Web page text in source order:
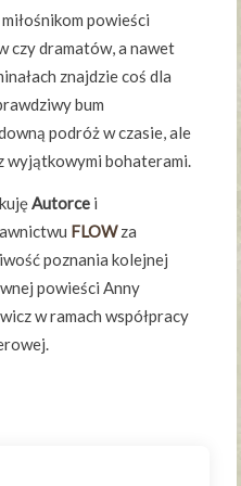
powieści
czy dramatów, a nawet
znajdzie coś dla
bum
podróż w czasie, ale
wyjątkowymi bohaterami.
Autorce i
FLOWza
poznania kolejnej
powieści Anny
w ramach współpracy